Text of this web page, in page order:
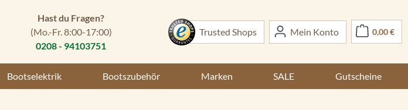
Hast du Fragen?
(Mo.-Fr. 8:00-17:00)
0208 - 94103751
Trusted Shops Mein Konto 0,00 €
Bootselektrik Bootszubehör Marken SALE Gutscheine